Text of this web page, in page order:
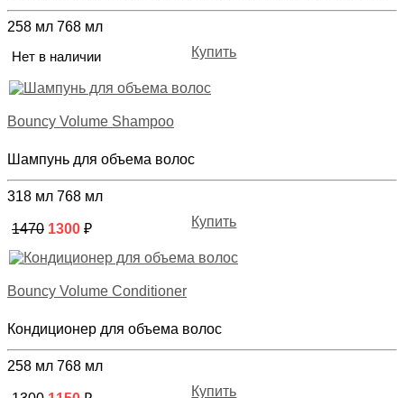
258 мл 768 мл
Нет в наличии
Купить
Bouncy Volume Shampoo
Шампунь для объема волос
318 мл 768 мл
1470 1300 ₽ Купить
Bouncy Volume Conditioner
Кондиционер для объема волос
258 мл 768 мл
Купить